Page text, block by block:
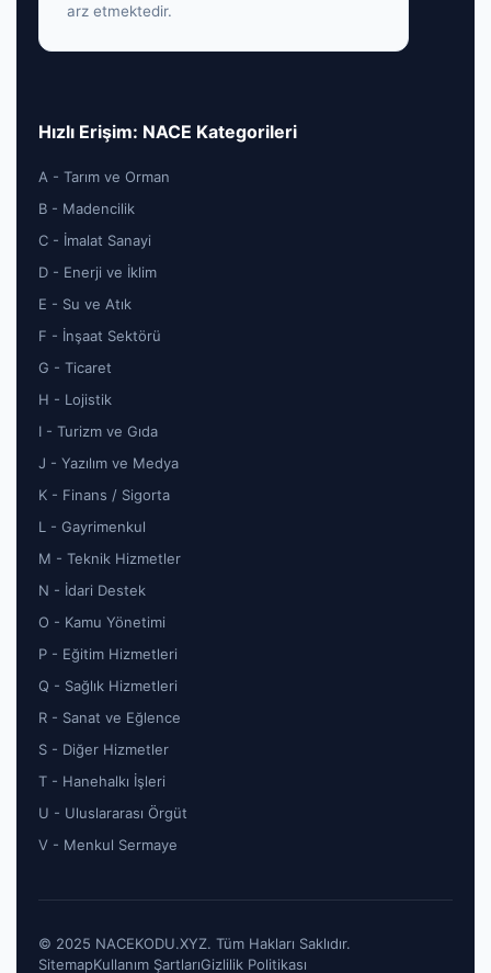
arz etmektedir.
Hızlı Erişim: NACE Kategorileri
A - Tarım ve Orman
B - Madencilik
C - İmalat Sanayi
D - Enerji ve İklim
E - Su ve Atık
F - İnşaat Sektörü
G - Ticaret
H - Lojistik
I - Turizm ve Gıda
J - Yazılım ve Medya
K - Finans / Sigorta
L - Gayrimenkul
M - Teknik Hizmetler
N - İdari Destek
O - Kamu Yönetimi
P - Eğitim Hizmetleri
Q - Sağlık Hizmetleri
R - Sanat ve Eğlence
S - Diğer Hizmetler
T - Hanehalkı İşleri
U - Uluslararası Örgüt
V - Menkul Sermaye
© 2025 NACEKODU.XYZ. Tüm Hakları Saklıdır.
SitemapKullanım ŞartlarıGizlilik Politikası